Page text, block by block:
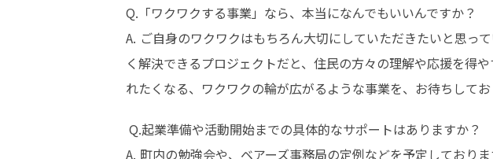
Q.「ワクワクする事業」なら、本当になんでもいいんですか？
A. ご自身のワクワクはもちろん大切にしていただきたいと思っ
く解決できるプロジェクトだと、住民の方々の理解や応援を得
れたくなる、ワクワクの輪が広がるような事業を、お待ちしてお
A. 町内の勉強会や、ベアーズ事務局の定例などを予定しており